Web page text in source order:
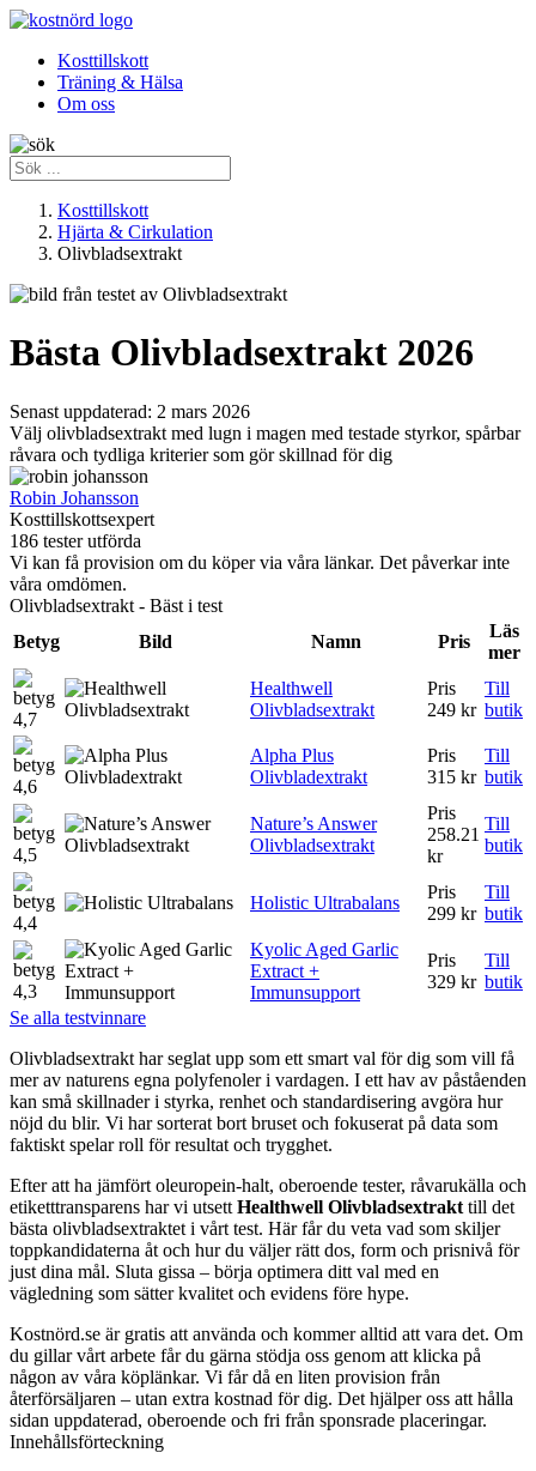
Kosttillskott
Träning & Hälsa
Om oss
Kosttillskott
Hjärta & Cirkulation
Olivbladsextrakt
Bästa Olivbladsextrakt 2026
Senast uppdaterad: 2 mars 2026
Välj olivbladsextrakt med lugn i magen med testade styrkor, spårbar
råvara och tydliga kriterier som gör skillnad för dig
Robin Johansson
Kosttillskottsexpert
186 tester utförda
Vi kan få provision om du köper via våra länkar. Det påverkar inte
våra omdömen.
Olivbladsextrakt - Bäst i test
Betyg
Bild Namn Pris
Läs
mer
4,7
Healthwell
Olivbladsextrakt
Pris
249 kr
Till
butik
4,6
Alpha Plus
Olivbladextrakt
Pris
315 kr
Till
butik
4,5
Nature’s Answer
Olivbladsextrakt
Pris
258.21
kr
Till
butik
4,4
Holistic Ultrabalans
Pris
299 kr
Till
butik
4,3
Kyolic Aged Garlic
Extract +
Immunsupport
Pris
329 kr
Till
butik
Se alla testvinnare
Olivbladsextrakt har seglat upp som ett smart val för dig som vill få
mer av naturens egna polyfenoler i vardagen. I ett hav av påståenden
kan små skillnader i styrka, renhet och standardisering avgöra hur
nöjd du blir. Vi har sorterat bort bruset och fokuserat på data som
faktiskt spelar roll för resultat och trygghet.
Efter att ha jämfört oleuropein-halt, oberoende tester, råvarukälla och
etiketttransparens har vi utsett Healthwell Olivbladsextrakt till det
bästa olivbladsextraktet i vårt test. Här får du veta vad som skiljer
toppkandidaterna åt och hur du väljer rätt dos, form och prisnivå för
just dina mål. Sluta gissa – börja optimera ditt val med en
vägledning som sätter kvalitet och evidens före hype.
Kostnörd.se är gratis att använda och kommer alltid att vara det. Om
du gillar vårt arbete får du gärna stödja oss genom att klicka på
någon av våra köplänkar. Vi får då en liten provision från
återförsäljaren – utan extra kostnad för dig. Det hjälper oss att hålla
sidan uppdaterad, oberoende och fri från sponsrade placeringar.
Innehållsförteckning